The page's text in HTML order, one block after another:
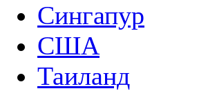
Сингапур
США
Таиланд